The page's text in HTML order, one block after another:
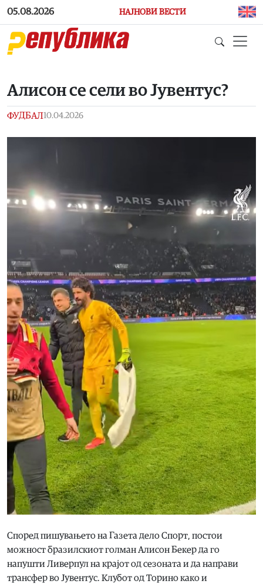
Skip to main content
05.08.2026 НАЈНОВИ ВЕСТИ
Aлисон се сели во Јувентус?
ФУДБАЛ10.04.2026
Според пишувањето на Газета дело Спорт, постои
можност бразилскиот голман Алисон Бекер да го
напушти Ливерпул на крајот од сезоната и да направи
трансфер во Јувентус. Клубот од Торино како и